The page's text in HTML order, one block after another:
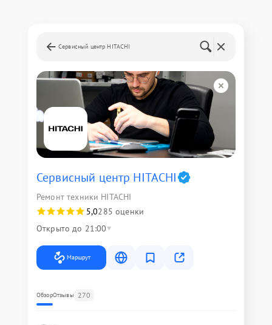
Сервисный центр HITACHI
Сервисный центр HITACHI
Ремонт техники HITACHI
5,0285 оценки
Открыто до 21:00
Маршрут
ОбзорОтзывы 270